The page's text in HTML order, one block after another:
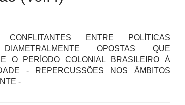
ENTRE POLÍTICAS
DIAMETRALMENTE OPOSTAS QUE
O PERÍODO COLONIAL BRASILEIRO À
- REPERCUSSÕES NOS ÂMBITOS
-